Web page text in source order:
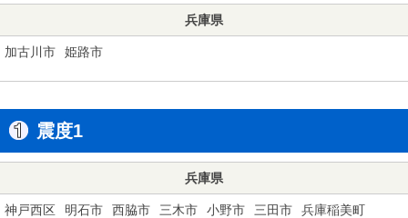
兵庫県
加古川市 姫路市
震度1
兵庫県
神戸西区 明石市 西脇市 三木市 小野市 三田市
兵庫稲美町